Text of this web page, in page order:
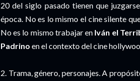
20 del siglo pasado tienen que
época. No es lo mismo el cine silente
No es lo mismo trabajar en Iván el
Padrino en el contexto del cine
2. Trama, género, personajes. A